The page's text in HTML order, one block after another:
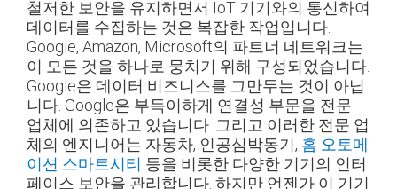
철저한 보안을 유지하면서 IoT 기기와의 통신하여
데이터를 수집하는 것은 복잡한 작업입니다.
Google, Amazon, Microsoft의 파트너 네트워크는
이 모든 것을 하나로 뭉치기 위해 구성되었습니다.
Google은 데이터 비즈니스를 그만두는 것이 아닙
니다. Google은 부득이하게 연결성 부문을 전문
업체에 의존하고 있습니다. 그리고 이러한 전문 업
체의 엔지니어는 자동차, 인공심박동기, 홈 오토메
이션 스마트시티 등을 비롯한 다양한 기기의 인터
페이스 보안을 관리합니다. 하지만 언젠가 이 기기